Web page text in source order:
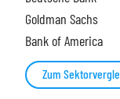
Goldman Sachs
Bank of America
Zum